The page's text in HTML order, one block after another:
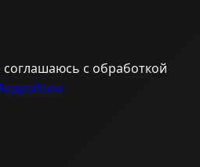
с обработкой